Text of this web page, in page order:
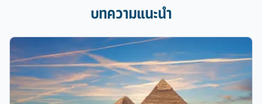
บทความแนะนำ